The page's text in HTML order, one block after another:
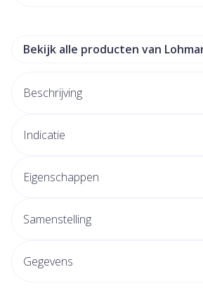
Bekijk alle producten van
Beschrijving
Indicatie
Eigenschappen
Samenstelling
Gegevens